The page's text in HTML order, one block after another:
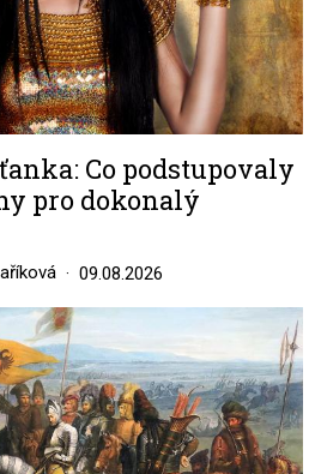
Co podstupovaly
pro dokonalý
09.08.2026